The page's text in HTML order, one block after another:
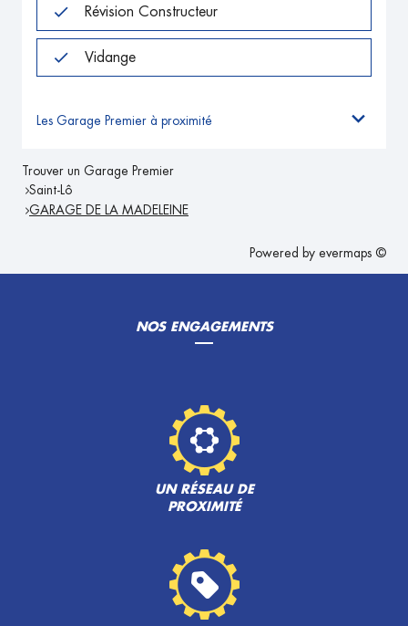
Révision Constructeur
Vidange
Les Garage Premier à proximité
Trouver un Garage Premier
Saint-Lô
GARAGE DE LA MADELEINE
Powered by evermaps ©
NOS ENGAGEMENTS
UN RÉSEAU DE
PROXIMITÉ